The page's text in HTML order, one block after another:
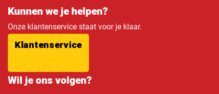
Kunnen we je helpen?
Onze klantenservice staat voor je klaar.
Klantenservice
Wil je ons volgen?